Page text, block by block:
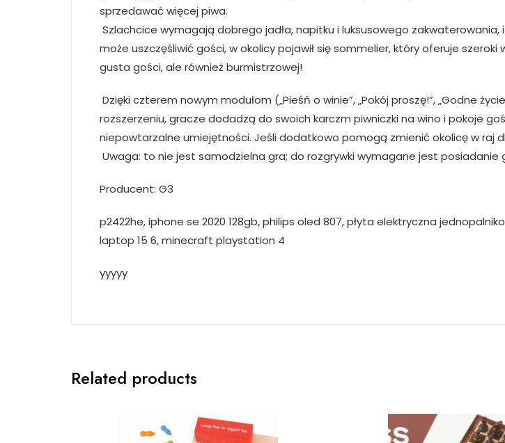
sprzedawać więcej piwa.
Szlachcice wymagają dobrego jadła, napitku i luksusowego zakwaterowania,
może uszczęśliwić gości, w okolicy pojawił się sommelier, który oferuje
gusta gości, ale również burmistrzowej!
Dzięki czterem nowym modułom („Pieśń o winie”, „Pokój proszę!”, „Godne
rozszerzeniu, gracze dodadzą do swoich karczm piwniczki na wino i pokoje
niepowtarzalne umiejętności. Jeśli dodatkowo pomogą zmienić okolicę w raj
Uwaga: to nie jest samodzielna gra; do rozgrywki wymagane jest posiadanie
Producent: G3
p2422he, iphone se 2020 128gb, philips oled 807, płyta elektryczna
laptop 15 6, minecraft playstation 4
yyyyy
Related products